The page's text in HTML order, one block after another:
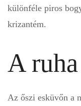
különféle piros
krizantém.
A ruha
Az őszi esküvőn a